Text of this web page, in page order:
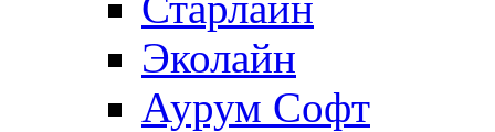
Эколайн
Аурум Софт